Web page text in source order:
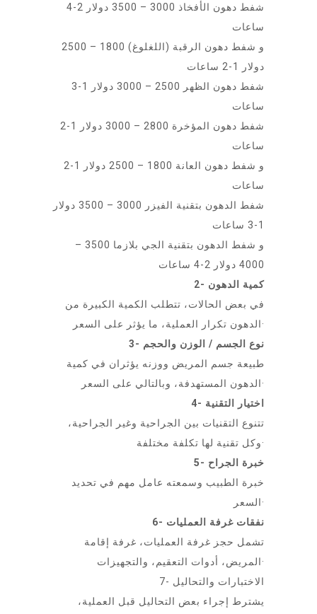
شفط دهون الأفخاذ 3000 – 3500 دولار 2-4
ساعات
و شفط دهون الرقبة (اللغلوغ) 1800 – 2500
دولار 1-2 ساعات
شفط دهون الظهر 2500 – 3000 دولار 1-3
ساعات
شفط دهون المؤخرة 2800 – 3000 دولار 1-2
ساعات
و شفط دهون العانة 1800 – 2500 دولار 1-2
ساعات
شفط الدهون بتقنية الفيزر 3000 – 3500 دولار
1-3 ساعات
و شفط الدهون بتقنية الجي بلازما 3500 –
4000 دولار 2-4 ساعات
2- كمية الدهون
في بعض الحالات، تتطلب الكمية الكبيرة من
الدهون تكرار العملية، ما يؤثر على السعر·
3- نوع الجسم / الوزن والحجم
طبيعة جسم المريض ووزنه يؤثران في كمية
الدهون المستهدفة، وبالتالي على السعر·
4- اختيار التقنية
تتنوع التقنيات بين الجراحية وغير الجراحية،
وكل تقنية لها تكلفة مختلفة·
5- خبرة الجراح
خبرة الطبيب وسمعته عامل مهم في تحديد
السعر·
6- نفقات غرفة العمليات
تشمل حجز غرفة العمليات، غرفة إقامة
المريض، أدوات التعقيم، والتجهيزات·
7- الاختبارات والتحاليل
يشترط إجراء بعض التحاليل قبل العملية،